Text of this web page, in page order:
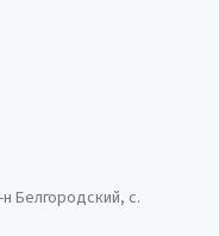
Белгородский, с.